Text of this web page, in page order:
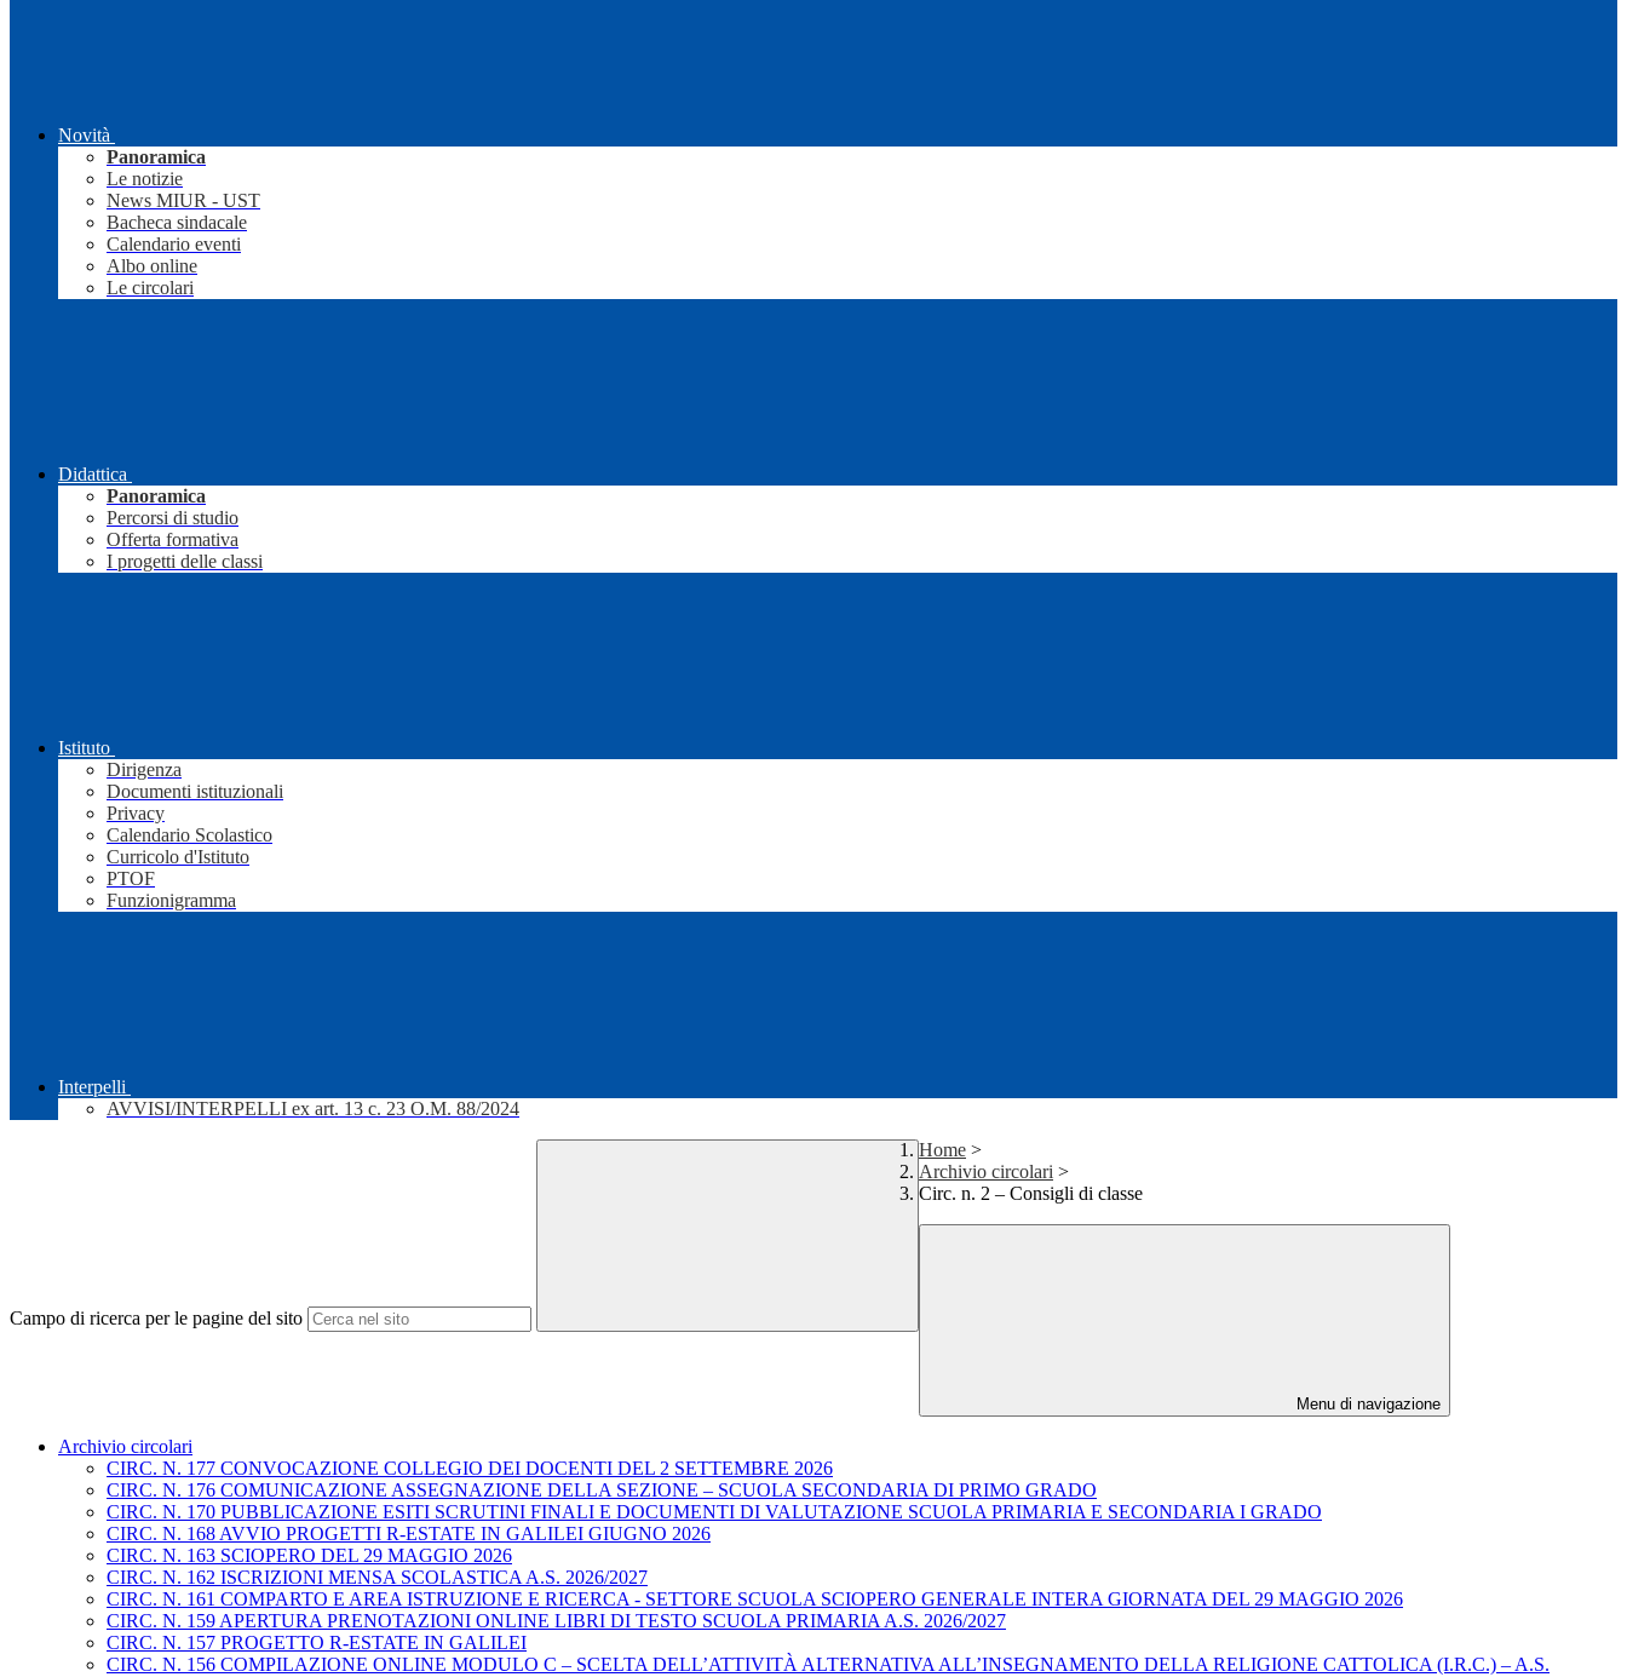
Novità
Panoramica
Le notizie
News MIUR - UST
Bacheca sindacale
Calendario eventi
Albo online
Le circolari
Didattica
Panoramica
Percorsi di studio
Offerta formativa
I progetti delle classi
Istituto
Dirigenza
Documenti istituzionali
Privacy
Calendario Scolastico
Curricolo d'Istituto
PTOF
Funzionigramma
Interpelli
AVVISI/INTERPELLI ex art. 13 c. 23 O.M. 88/2024
Campo di ricerca per le pagine del sito
Home >
Archivio circolari >
Circ. n. 2 – Consigli di classe
Menu di navigazione
Archivio circolari
CIRC. N. 177 CONVOCAZIONE COLLEGIO DEI DOCENTI DEL 2 SETTEMBRE 2026
CIRC. N. 176 COMUNICAZIONE ASSEGNAZIONE DELLA SEZIONE – SCUOLA SECONDARIA DI PRIMO GRADO
CIRC. N. 170 PUBBLICAZIONE ESITI SCRUTINI FINALI E DOCUMENTI DI VALUTAZIONE SCUOLA PRIMARIA E SECONDARIA I GRADO
CIRC. N. 168 AVVIO PROGETTI R-ESTATE IN GALILEI GIUGNO 2026
CIRC. N. 163 SCIOPERO DEL 29 MAGGIO 2026
CIRC. N. 162 ISCRIZIONI MENSA SCOLASTICA A.S. 2026/2027
CIRC. N. 161 COMPARTO E AREA ISTRUZIONE E RICERCA - SETTORE SCUOLA SCIOPERO GENERALE INTERA GIORNATA DEL 29 MAGGIO 2026
CIRC. N. 159 APERTURA PRENOTAZIONI ONLINE LIBRI DI TESTO SCUOLA PRIMARIA A.S. 2026/2027
CIRC. N. 157 PROGETTO R-ESTATE IN GALILEI
CIRC. N. 156 COMPILAZIONE ONLINE MODULO C – SCELTA DELL’ATTIVITÀ ALTERNATIVA ALL’INSEGNAMENTO DELLA RELIGIONE CATTOLICA (I.R.C.) – A.S.